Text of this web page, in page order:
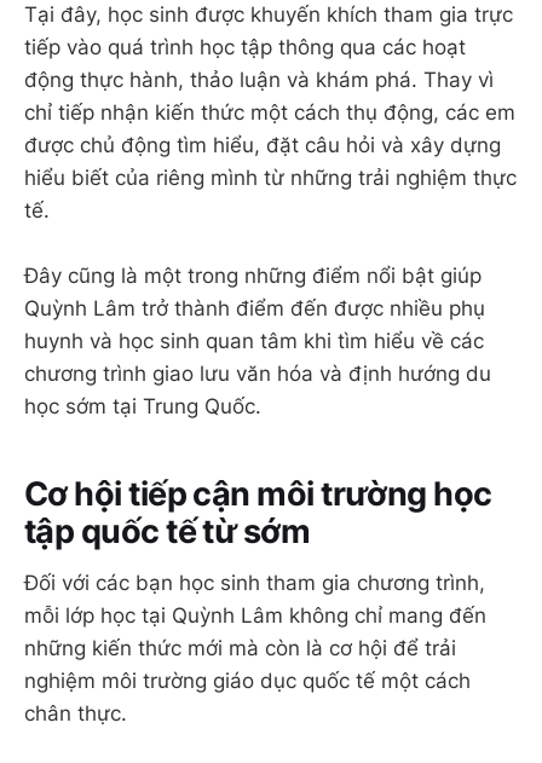
Tại đây, học sinh được khuyến khích tham gia trực
tiếp vào quá trình học tập thông qua các hoạt
động thực hành, thảo luận và khám phá. Thay vì
chỉ tiếp nhận kiến thức một cách thụ động, các em
được chủ động tìm hiểu, đặt câu hỏi và xây dựng
hiểu biết của riêng mình từ những trải nghiệm thực
tế.
Đây cũng là một trong những điểm nổi bật giúp
Quỳnh Lâm trở thành điểm đến được nhiều phụ
huynh và học sinh quan tâm khi tìm hiểu về các
chương trình giao lưu văn hóa và định hướng du
học sớm tại Trung Quốc.
Cơ hội tiếp cận môi trường học
tập quốc tế từ sớm
Đối với các bạn học sinh tham gia chương trình,
mỗi lớp học tại Quỳnh Lâm không chỉ mang đến
những kiến thức mới mà còn là cơ hội để trải
nghiệm môi trường giáo dục quốc tế một cách
chân thực.